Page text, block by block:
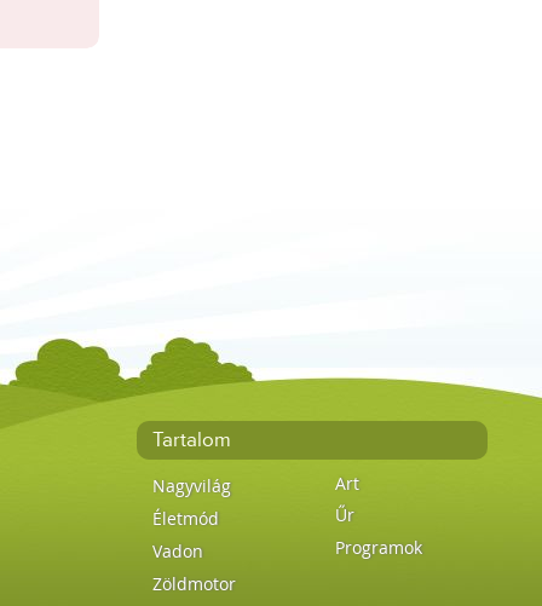
Tartalom
Nagyvilág
Életmód
Vadon
Zöldmotor
Art
Űr
Programok